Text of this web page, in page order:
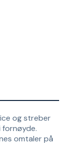
og streber
omtaler på